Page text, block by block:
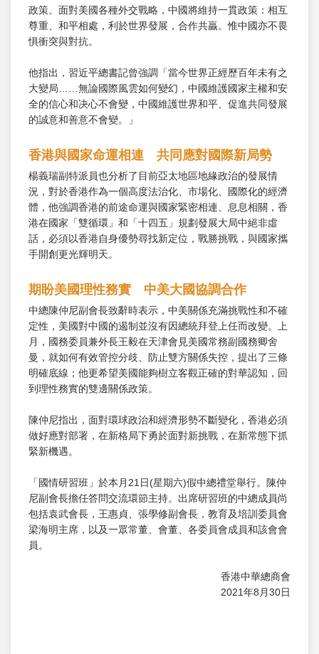
政策。面對美國各種外交戰略，中國將維持一貫政策：相互
尊重、和平相處，利於世界發展，合作共贏。惟中國亦不畏
惧衝突與對抗。
他指出，習近平總書記曾強調「當今世界正經歷百年未有之
大變局……無論國際風雲如何變幻，中國維護國家主權和安
全的信心和决心不會變，中國維護世界和平、促進共同發展
的誠意和善意不會變。」
香港與國家命運相連 共同應對國際新局勢
楊義瑞副特派員也分析了目前亞太地區地緣政治的發展情
況，對於香港作為一個高度法治化、市場化、國際化的經濟
體，他強調香港的前途命運與國家緊密相連、息息相關，香
港在國家「雙循環」和「十四五」規劃發展大局中絕非虛
話，必須以香港自身優勢尋找新定位，戰勝挑戰，與國家攜
手開創更光輝明天。
期盼美國理性務實 中美大國協調合作
中總陳仲尼副會長致辭時表示，中美關係充滿挑戰性和不確
定性，美國對中國的遏制並沒有因總統拜登上任而改變。上
月，國務委員兼外長王毅在天津會見美國常務副國務卿舍
曼，就如何有效管控分歧、防止雙方關係失控，提出了三條
明確底線；他更希望美國能夠樹立客觀正確的對華認知，回
到理性務實的雙邊關係政策。
陳仲尼指出，面對環球政治和經濟形勢不斷變化，香港必須
做好應對部署，在新格局下勇於面對新挑戰，在新常態下抓
緊新機遇。
「國情研習班」於本月21日(星期六)假中總禮堂舉行。陳仲
尼副會長擔任答問交流環節主持。出席研習班的中總成員尚
包括袁武會長，王惠貞、張學修副會長，教育及培訓委員會
梁海明主席，以及一眾常董、會董、各委員會成員和該會會
員。
香港中華總商會
2021年8月30日